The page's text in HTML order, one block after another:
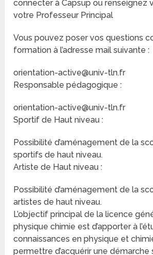
connecter à Capsup ou renseignez
votre Professeur Principal
Vous pouvez poser vos questions
formation à l’adresse mail suivante :
orientation-active@univ-tln.fr
Responsable pédagogique :
orientation-active@univ-tln.fr
Sportif de Haut niveau :
Possibilité d’aménagement de la
sportifs de haut niveau.
Artiste de Haut niveau :
Possibilité d’aménagement de la
artistes de haut niveau.
L’objectif principal de la licence
physique chimie est d’apporter à
connaissances en physique et
permettre d’acquérir une démarche